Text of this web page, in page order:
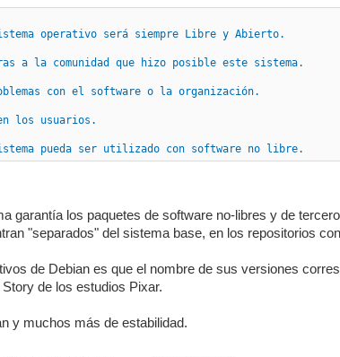
operativo será siempre Libre y Abierto.
a la comunidad que hizo posible este sistema.
con el software o la organización.
los usuarios.
pueda ser utilizado con software no libre.
garantía los paquetes de software no-libres y de
"separados" del sistema base, en los repositorios
de Debian es que el nombre de sus versiones
de los estudios Pixar.
y muchos más de estabilidad.